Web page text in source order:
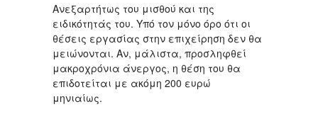
Ανεξαρτήτως του μισθού και της
ειδικότητάς του. Υπό τον μόνο όρο ότι οι
θέσεις εργασίας στην επιχείρηση δεν θα
μειώνονται. Αν, μάλιστα, προσληφθεί
μακροχρόνια άνεργος, η θέση του θα
επιδοτείται με ακόμη 200 ευρώ
μηνιαίως.